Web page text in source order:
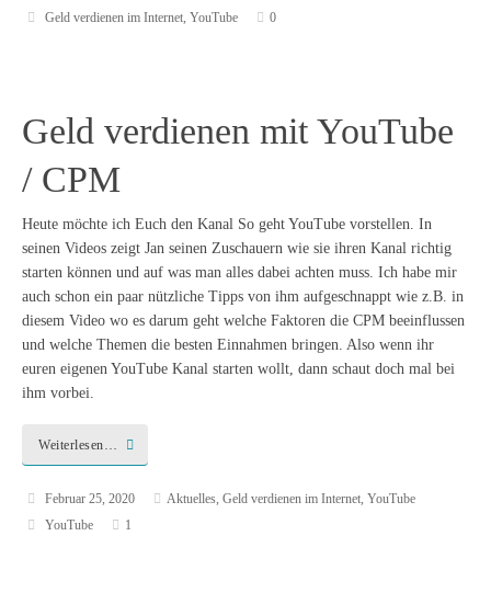
Geld verdienen im Internet, YouTube 0
Geld verdienen mit YouTube
/ CPM
Heute möchte ich Euch den Kanal So geht YouTube vorstellen. In
seinen Videos zeigt Jan seinen Zuschauern wie sie ihren Kanal richtig
starten können und auf was man alles dabei achten muss. Ich habe mir
auch schon ein paar nützliche Tipps von ihm aufgeschnappt wie z.B. in
diesem Video wo es darum geht welche Faktoren die CPM beeinflussen
und welche Themen die besten Einnahmen bringen. Also wenn ihr
euren eigenen YouTube Kanal starten wollt, dann schaut doch mal bei
ihm vorbei.
Weiterlesen…
Februar 25, 2020 Aktuelles ,Geld verdienen im Internet ,YouTube
YouTube
1